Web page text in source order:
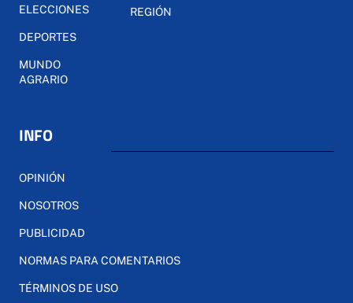
ELECCIONES
DEPORTES
MUNDO
AGRARIO
REGIÓN
INFO
OPINIÓN
NOSOTROS
PUBLICIDAD
NORMAS PARA COMENTARIOS
TÉRMINOS DE USO